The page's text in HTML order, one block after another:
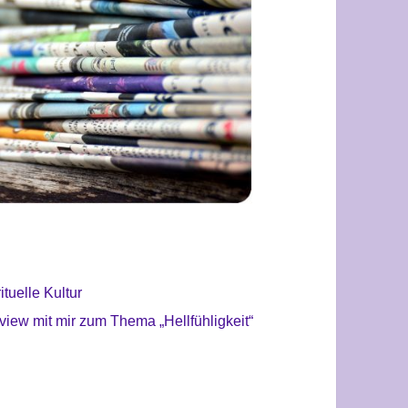
Kultur
mit mir zum Thema „Hellfühligkeit“